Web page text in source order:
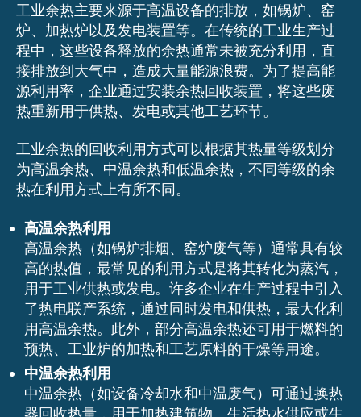
工业余热主要来源于高温设备的排放，如锅炉、窑
炉、加热炉以及发电装置等。在传统的工业生产过
程中，这些设备释放的余热通常未被充分利用，直
接排放到大气中，造成大量能源浪费。为了提高能
源利用率，企业通过安装余热回收装置，将这些废
热重新用于供热、发电或其他工艺环节。
工业余热的回收利用方式可以根据其热量等级划分
为高温余热、中温余热和低温余热，不同等级的余
热在利用方式上有所不同。
高温余热利用
高温余热（如锅炉排烟、窑炉废气等）通常具有较
高的热值，最常见的利用方式是将其转化为蒸汽，
用于工业供热或发电。许多企业在生产过程中引入
了热电联产系统，通过同时发电和供热，最大化利
用高温余热。此外，部分高温余热还可用于燃料的
预热、工业炉的加热和工艺原料的干燥等用途。
中温余热利用
中温余热（如设备冷却水和中温废气）可通过换热